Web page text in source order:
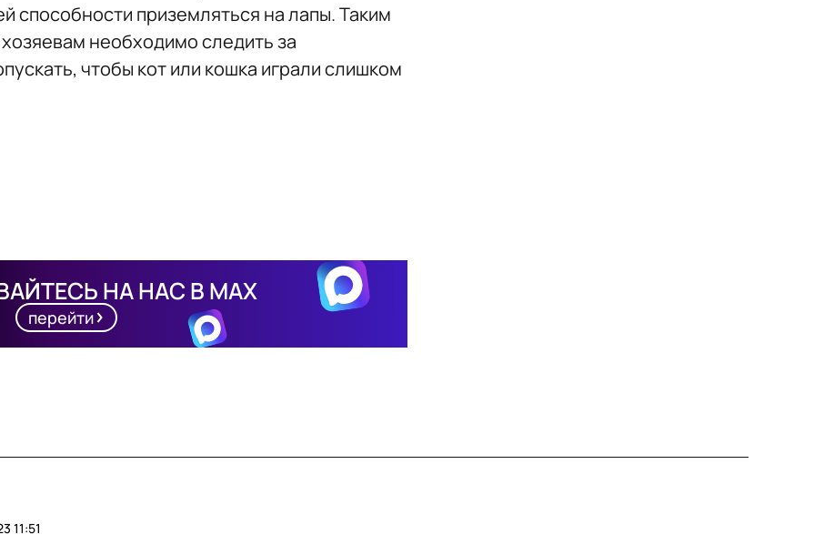
способности приземляться на лапы. Таким
необходимо следить за
чтобы кот или кошка играли слишком
НА НАС В MAX
перейти
11:51